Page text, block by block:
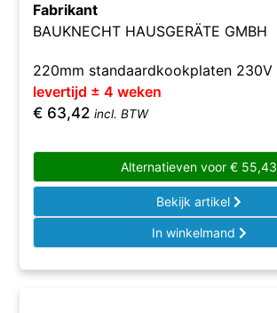
Fabrikant
BAUKNECHT HAUSGERÄTE GMBH
220mm standaardkookplaten 230V
levertijd ± 4 weken
€ 63,42 incl. BTW
Alternatieven voor € 55,43
Bekijk artikel
In winkelmand